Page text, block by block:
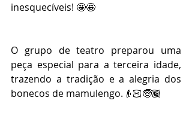
inesquecíveis! 🤩🤩
O grupo de teatro preparou uma
peça especial para a terceira idade,
trazendo a tradição e a alegria dos
bonecos de mamulengo.👴🏻🧓🏾